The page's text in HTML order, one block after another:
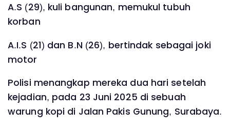
A.S (29), kuli bangunan, memukul tubuh
korban
A.I.S (21) dan B.N (26), bertindak sebagai joki
motor
Polisi menangkap mereka dua hari setelah
kejadian, pada 23 Juni 2025 di sebuah
warung kopi di Jalan Pakis Gunung, Surabaya.